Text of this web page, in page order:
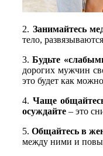
2. Занимайтесь
тело,
3.Будьте
дорогих мужчин
это будет как
4. Чаще
осуждайте – это
5. Общайтесь в
между ними и